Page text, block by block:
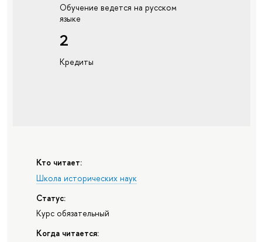
Обучение ведется на русском
языке
2
Кредиты
Кто читает:
Школа исторических наук
Статус:
Курс обязательный
Когда читается: